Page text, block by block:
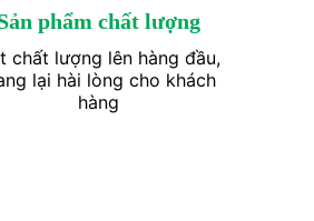
phẩm chất lượng
chất lượng lên hàng đầu,
lại hài lòng cho khách
hàng